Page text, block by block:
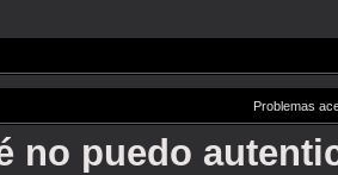
Problemas
no puedo